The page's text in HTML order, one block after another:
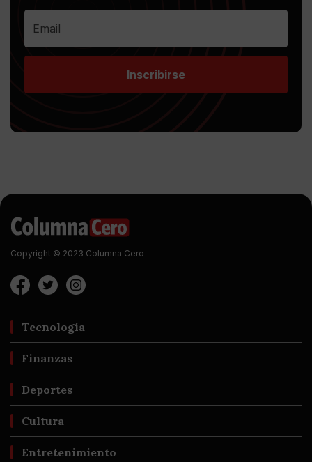
Inscribirse
Copyright © 2023 Columna Cero
Tecnología
Finanzas
Deportes
Cultura
Entretenimiento